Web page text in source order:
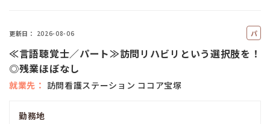
更新日 2026-08-06
パ
ト
≪言語聴覚士／パート≫訪問リハビリという選択肢を！
◎残業ほぼなし
就業先 訪問看護ステーション ココア宝塚
勤務地